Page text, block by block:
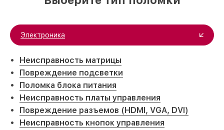
Электроника
Неисправность матрицы
Повреждение подсветки
Поломка блока питания
Неисправность платы управления
Повреждение разъемов (HDMI, VGA, DVI)
Неисправность кнопок управления